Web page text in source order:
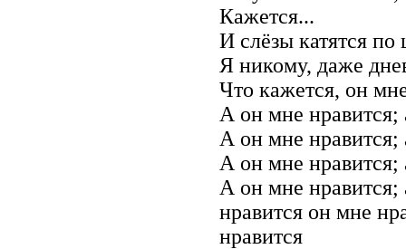
Кажется...
И слёзы катятся
Я никому, даже
Что кажется, он
А он мне нравится;
А он мне нравится;
А он мне нравится;
А он мне
нравится он мне
нравится